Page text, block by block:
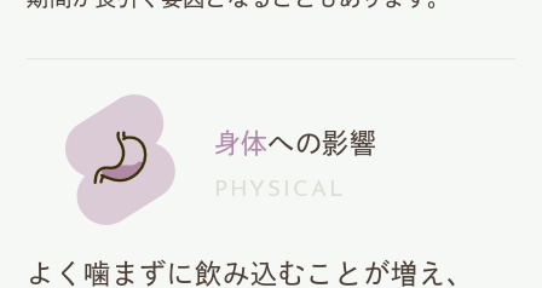
身体への影響
PHYSICAL
よく噛まずに飲み込むことが増え、